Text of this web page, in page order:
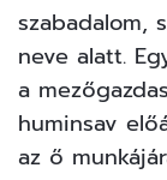
szabadalom,
neve alatt.
a
huminsav
az ő